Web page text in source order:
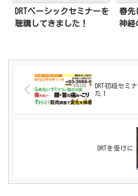
DRTベーシックセミナーを
聴講してきました！
春先
神経
DRT初級セミ
た！
DRTを受けに